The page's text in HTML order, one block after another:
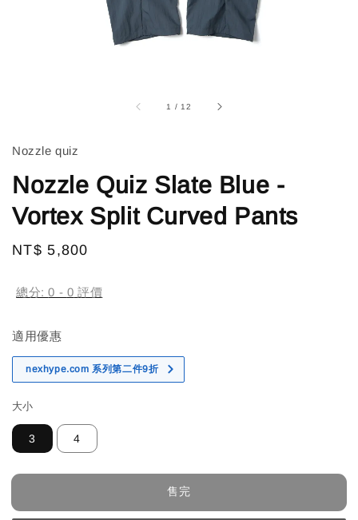
1 / 12
Nozzle quiz
Nozzle Quiz Slate Blue -
Vortex Split Curved Pants
Regular
NT$ 5,800
總分:0 - 0 評價
適用優惠
nexhype.com 系列第二件9折
大小
3 4
售完